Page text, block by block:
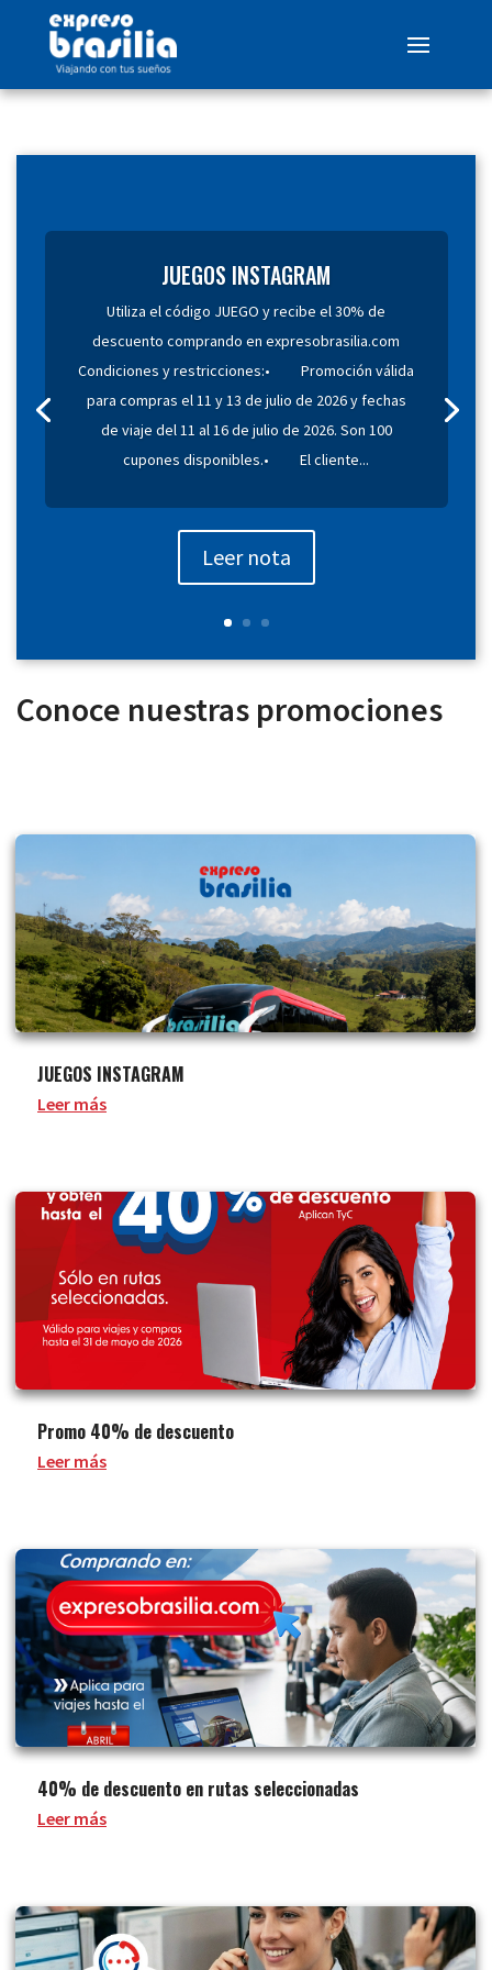
JUEGOS INSTAGRAM
Utiliza el código JUEGO y recibe el 30% de
descuento comprando en expresobrasilia.com
Condiciones y restricciones:• Promoción válida
para compras el 11 y 13 de julio de 2026 y fechas
de viaje del 11 al 16 de julio de 2026. Son 100
cupones disponibles.• El cliente...
Leer nota
Conoce nuestras promociones
JUEGOS INSTAGRAM
Leer más
Promo 40% de descuento
Leer más
40% de descuento en rutas seleccionadas
Leer más